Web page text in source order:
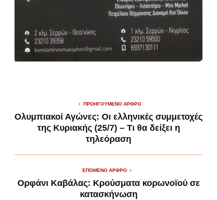
ΠΡΟΗΓΟΎΜΕΝΟ ΆΡΘΡΟ
Ολυμπιακοί Αγώνες: Οι ελληνικές συμμετοχές
της Κυριακής (25/7) – Τι θα δείξει η
τηλεόραση
ΕΠΌΜΕΝΟ ΆΡΘΡΟ
Ορφάνι Καβάλας: Κρούσματα κορωνοϊού σε
κατασκήνωση